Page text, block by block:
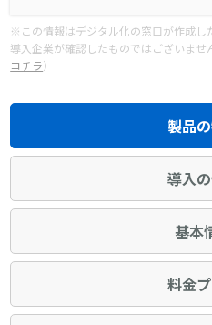
※この情報はデジタル化の窓口が作成し
導入企業が確認したものではございま
コチラ）
製品
導入
基本
料金